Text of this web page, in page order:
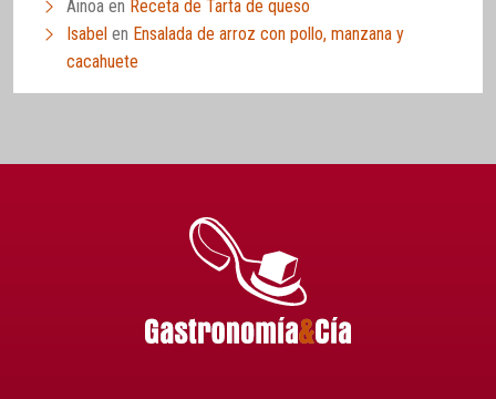
Ainoa en Receta de Tarta de queso
Isabel en Ensalada de arroz con pollo, manzana y
cacahuete